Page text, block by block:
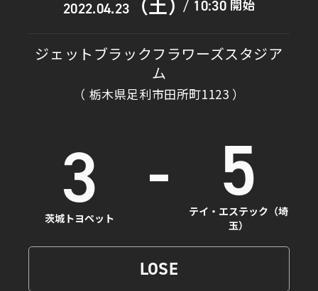
2022.04.23 / 10:30 開始
ジェットブラックフラワーズスタジア
ム
（ 栃木県足利市田所町1123 ）
茨城トヨペット
3 - 5
テイ・エステック（埼
玉）
LOSE